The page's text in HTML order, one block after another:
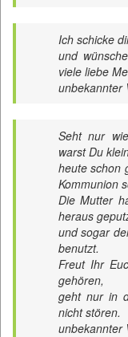
Ich schicke
und
viele liebe
unbekannter
Seht nur
warst Du
heute schon
Kommunion
Die Mutter
heraus
und sogar
benutzt.
Freut Ihr
gehören,
geht nur in
nicht stören.
unbekannter